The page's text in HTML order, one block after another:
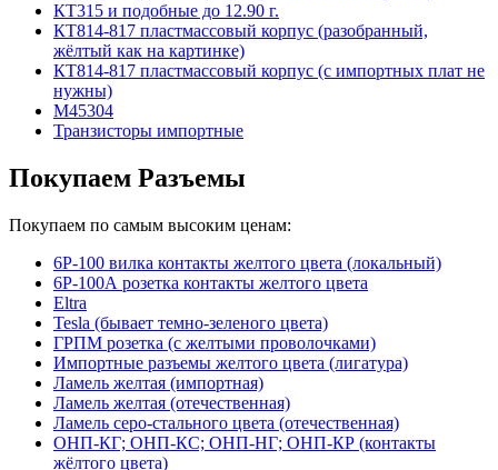
КТ315 и подобные до 12.90 г.
КТ814-817 пластмассовый корпус (разобранный,
жёлтый как на картинке)
КТ814-817 пластмассовый корпус (с импортных плат не
нужны)
М45304
Транзисторы импортные
Покупаем Разъемы
Покупаем по самым высоким ценам:
6Р-100 вилка контакты желтого цвета (локальный)
6Р-100А розетка контакты желтого цвета
Eltra
Tesla (бывает темно-зеленого цвета)
ГРПМ розетка (с желтыми проволочками)
Импортные разъемы желтого цвета (лигатура)
Ламель желтая (импортная)
Ламель желтая (отечественная)
Ламель серо-стального цвета (отечественная)
ОНП-КГ; ОНП-КС; ОНП-НГ; ОНП-КР (контакты
жёлтого цвета)